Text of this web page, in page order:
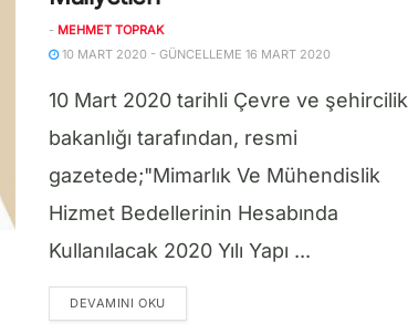
- MEHMET TOPRAK
10 MART 2020 - GÜNCELLEME 16 MART 2020
10 Mart 2020 tarihli Çevre ve şehircilik
bakanlığı tarafından, resmi
gazetede;"Mimarlık Ve Mühendislik
Hizmet Bedellerinin Hesabında
Kullanılacak 2020 Yılı Yapı ...
DEVAMINI OKUDETAILS